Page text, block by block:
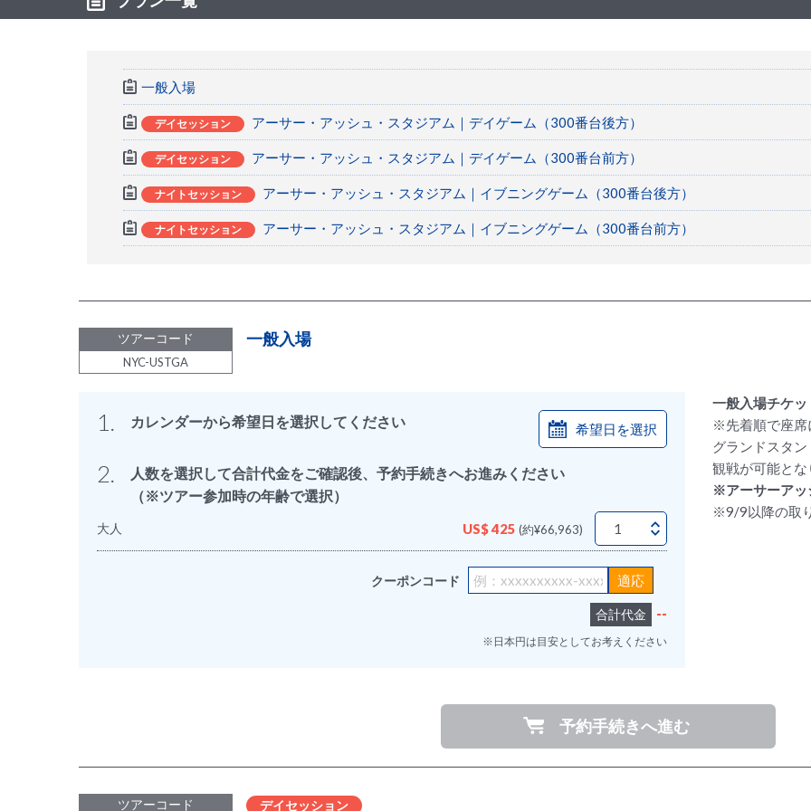
一般入場
デイセッション アーサー・アッシュ・スタジアム｜デイゲーム（300番台後方）
デイセッション アーサー・アッシュ・スタジアム｜デイゲーム（300番台前方）
ナイトセッション アーサー・アッシュ・スタジアム｜イブニングゲーム（300番台後方）
ナイトセッション アーサー・アッシュ・スタジアム｜イブニングゲーム（300番台前方）
ツアーコード
NYC-USTGA
一般入場
1. カレンダーから希望日を選択してください 希望日を選択
2.
人数を選択して合計代金をご確認後、予約手続きへお進みください
（※ツアー参加時の年齢で選択）
大人 US$ 425 (約¥66,963)
クーポンコード
合計代金 --
※日本円は目安としてお考えください
一般入場チケッ
※先着順で座席
グランドスタ
観戦が可能とな
※アーサーアッ
※9/9以降の取
予約手続きへ進む
ツアーコード デイセッション